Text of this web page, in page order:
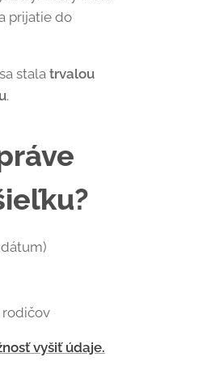
prijatie do
stala trvalou
.
rodičov
vyšiť údaje.